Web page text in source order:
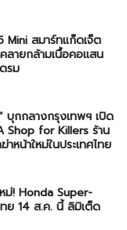
Mini สมาร์ทแก็ดเจ็ต
ายกล้ามเนื้อคอแสน
รม
บุกกลางกรุงเทพฯ เปิด
Shop for Killers ร้าน
หน้าใหม่ในประเทศไทย
ม่! Honda Super-
ทย 14 ส.ค. นี้ ลิมิเต็ด